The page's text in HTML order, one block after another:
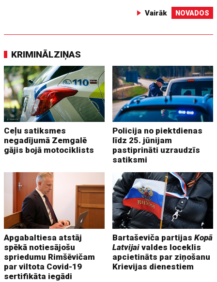
Vairāk NOVADOS
KRIMINĀLZIŅAS
Ceļu satiksmes
negadījumā Zemgalē
gājis bojā motociklists
Policija no piektdienas
līdz 25. jūnijam
pastiprināti uzraudzīs
satiksmi
Apgabaltiesa atstāj
spēkā notiesājošu
spriedumu Rimšēvičam
par viltota Covid-19
sertifikāta iegādi
Bartaševiča partijasKopā
Latvijai valdes loceklis
apcietināts par ziņošanu
Krievijas dienestiem